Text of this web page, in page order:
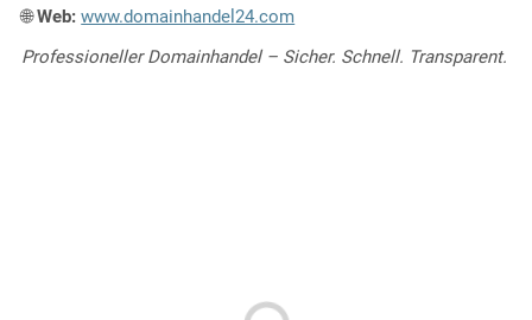
🌐Web: www.domainhandel24.com
Professioneller Domainhandel – Sicher. Schnell. Transparent.